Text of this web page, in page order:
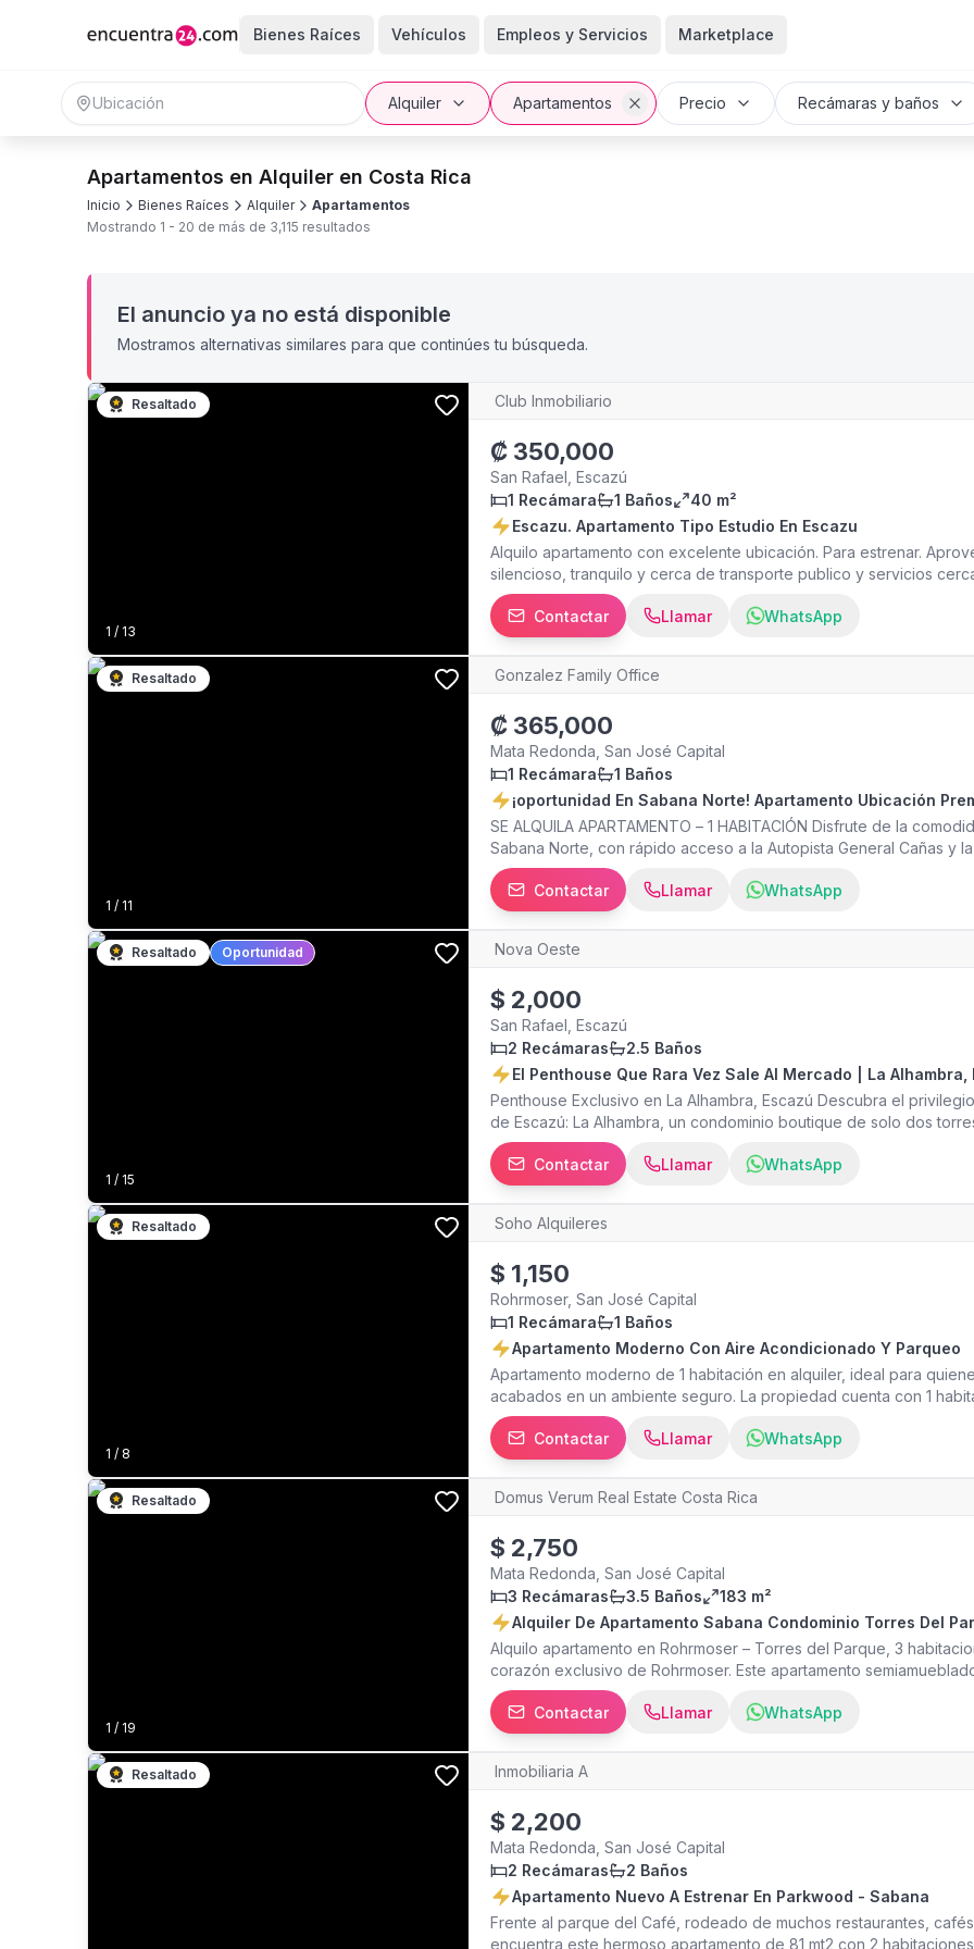
Bienes Raíces Vehículos Empleos y Servicios Marketplace
Alquiler Apartamentos Precio Recámaras y baños
Apartamentos en Alquiler en Costa Rica
Inicio Bienes Raíces Alquiler
Apartamentos
Mostrando 1 - 20 de más de 3,115 resultados
El anuncio ya no está disponible
Mostramos alternativas similares para que continúes tu búsqueda.
1 / 13
Resaltado Club Inmobiliario
₡ 350,000
San Rafael, Escazú
1 Recámara
1 Baños
40 m²
Escazu. Apartamento Tipo Estudio En Escazu
Alquilo apartamento con excelente ubicación. Para estrenar.
silencioso, tranquilo y cerca de transporte publico y servicios
agua caliente Closet Cocina con muebles Sala Cuarto de pilas
incluye cochera, pero se puede alquiar una cochera techada por
por apartamento No se aceptan mascotas Atencion: incluye todos
Plaza tempo, La Paco, bancos, restaurantes, rutas de bus, etc. Pida
Contactar Llamar WhatsApp
1 / 11
Resaltado Gonzalez Family Office
₡ 365,000
Mata Redonda, San José Capital
1 Recámara
1 Baños
¡oportunidad En Sabana Norte! Apartamento
SE ALQUILA APARTAMENTO – 1 HABITACIÓN Disfrute de la
Sabana Norte, con rápido acceso a la Autopista General Cañas y
hacia San José, Escazú, Heredia y Alajuela. Características del
baño completo Sala – comedor Cocina con plantilla incorporada
préstamo) Microondas (en calidad de préstamo) Torre de lavado
cerca de centros comerciales, supermercados, restaurantes,
Contactar Llamar WhatsApp
1 / 15
Resaltado Oportunidad Nova Oeste
$ 2,000
San Rafael, Escazú
2 Recámaras
2.5 Baños
El Penthouse Que Rara Vez Sale Al Mercado | La Alhambra,
Penthouse Exclusivo en La Alhambra, Escazú Descubra el
de Escazú: La Alhambra, un condominio boutique de solo dos
que garantiza privacidad, elegancia y tranquilidad. Este
distribuidos en dos niveles, redefine el concepto de amplitud y
doble altura con techos altos y excelente iluminación natural
Dormitorio secundario de gran tamaño (resultado de la unión de
estacionamientos subterráneos + bodega Segundo nivel: Dos
TV Amenidades del condominio: Piscina Cancha de tenis Área de
para visitas Seguridad 24/7 Viva rodeado de confort, diseño y
cerca de todo lo que usted necesita. Contáctenos para más
Contactar Llamar WhatsApp
1 / 8
Resaltado Soho Alquileres
$ 1,150
Rohrmoser, San José Capital
1 Recámara
1 Baños
Apartamento Moderno Con Aire Acondicionado Y Parqueo
Apartamento moderno de 1 habitación en alquiler, ideal para
acabados en un ambiente seguro. La propiedad cuenta con 1
entrega equipada con aire acondicionado, cocina con plantilla y
espejo de baño y cortinas instaladas tanto en la sala como en la
lavado y una pequeña pila, ofreciendo mayor practicidad para las
alquiler. Una excelente opción para quienes desean vivir en un
Contactar Llamar WhatsApp
1 / 19
Resaltado Domus Verum Real Estate Costa Rica
$ 2,750
Mata Redonda, San José Capital
3 Recámaras
3.5 Baños
183 m²
Alquiler De Apartamento Sabana Condominio Torres Del
Alquilo apartamento en Rohrmoser – Torres del Parque, 3
corazón exclusivo de Rohrmoser. Este apartamento
ubicación privilegiada y amenities de lujo. Con vistas panorámicas
amplios y detalles de alta gama, es ideal para familias o
Aire Acondicionado Habitación Principal: cama King, balcón con
closet. Espacios Comunes de Lujo Sala de estar + comedor con
eléctrica con aspirador y microondas. Área de Servicio
cuarto de servicio). Salida directa a escaleras de emergencia. 2
Salón de eventos Área BBQ Gimnasio Parque infantil Área
Ubicación Premium A 5 min del Estadio Nacional, Parque La
Canadá). Cerca de hospitales, centros comerciales (Multiplaza
ambiente familiar y acceso rápido a rutas principales. Medidas
Contactar Llamar WhatsApp
Resaltado Inmobiliaria A
$ 2,200
Mata Redonda, San José Capital
2 Recámaras
2 Baños
Apartamento Nuevo A Estrenar En Parkwood - Sabana
Frente al parque del Café, rodeado de muchos restaurantes,
encuentra este hermoso apartamento de 81 mt2 con 2